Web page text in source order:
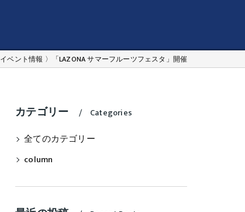
イベント情報 〉「LAZONA サマーフルーツフェスタ」開催
カテゴリー Categories
全てのカテゴリー
column